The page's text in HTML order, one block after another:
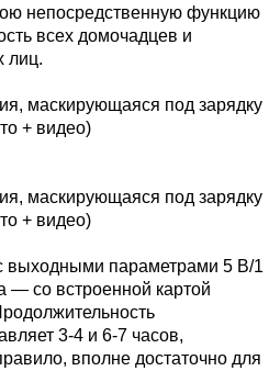
непосредственную функцию
всех домочадцев и
лиц.
выходными параметрами 5 В/1
— со встроенной картой
3-4 и 6-7 часов,
вполне достаточно для